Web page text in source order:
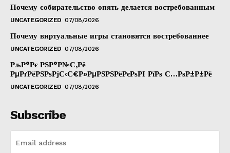
Почему собирательство опять делается востребованным
UNCATEGORIZED 07/08/2026
Почему виртуальные игры становятся востребованнее
UNCATEGORIZED 07/08/2026
РљР°Рє РЅР°Р№С‚Рё
РµРґРёРЅРѕРјС‹С€Р»РµРЅРЅРёРєРѕРІ РїРѕ С…РѕР±Р±Рё
UNCATEGORIZED 07/08/2026
Subscribe